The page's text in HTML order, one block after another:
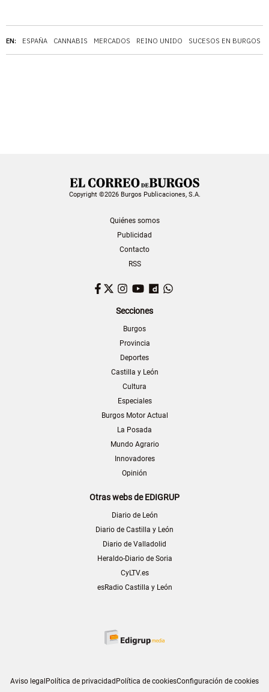
EN: ESPAÑA CANNABIS MERCADOS REINO UNIDO SUCESOS EN BURGOS
Copyright ©2026 Burgos Publicaciones, S.A.
Quiénes somos
Publicidad
Contacto
RSS
Facebook
TwitterInstagram
YouTubeDailymotion
Secciones
Burgos
Provincia
Deportes
Castilla y León
Cultura
Especiales
Burgos Motor Actual
La Posada
Mundo Agrario
Innovadores
Opinión
Otras webs de EDIGRUP
Diario de León
Diario de Castilla y León
Diario de Valladolid
Heraldo-Diario de Soria
CyLTV.es
esRadio Castilla y León
Aviso legalPolítica de privacidadPolítica de cookiesConfiguración de cookies